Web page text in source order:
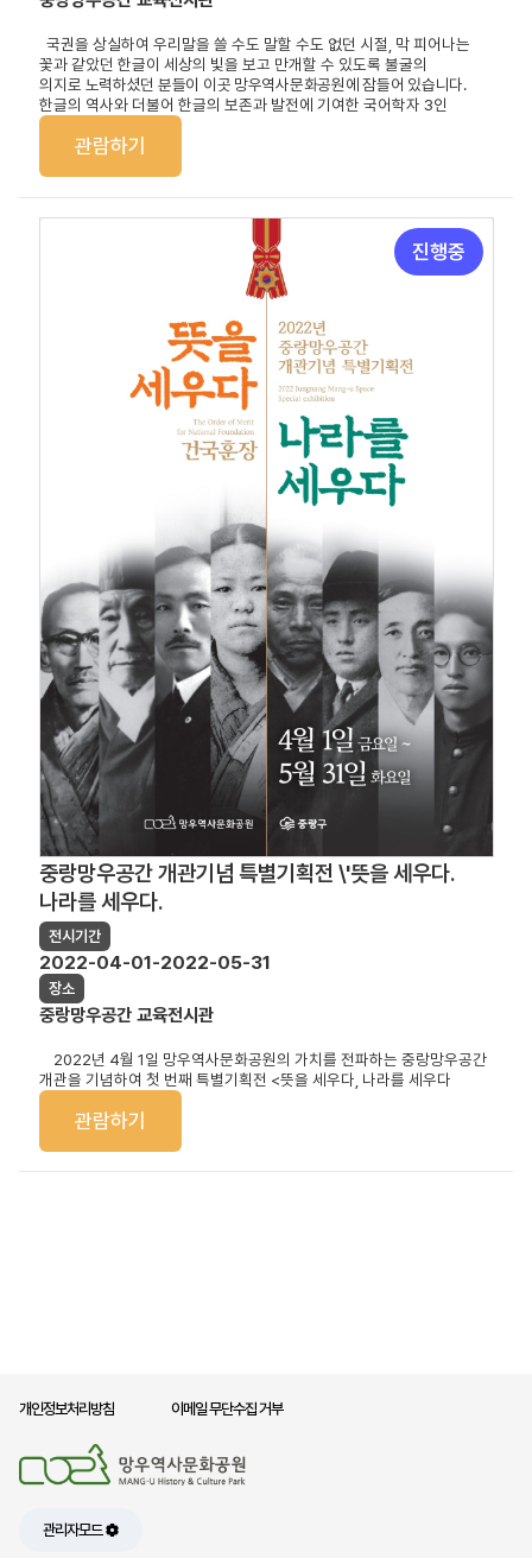
국권을 상실하여 우리말을 쓸 수도 말할 수도 없던 시절 막 피어나는
꽃과 같았던 한글이 세상의 빛을 보고 만개할 수 있도록 불굴의
의지로 노력하셨던 분들이 이곳 망우역사문화공원에 잠들어 있습니다.
한글의 역사와 더불어 한글의 보존과 발전에 기여한 국어학자 3인
관람하기
진행중
중랑망우공간 개관기념 특별기획전 \'뜻을 세우다.
나라를 세우다.
전시기간
2022-04-01-2022-05-31
장소
중랑망우공간 교육전시관
2022년 4월 1일 망우역사문화공원의 가치를 전파하는 중랑망우공간
개관을 기념하여 첫 번째 특별기획전 <뜻을 세우다 나라를 세우다
관람하기
개인정보처리방침 이메일 무단수집 거부
관리자모드